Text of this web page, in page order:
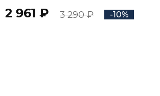
2 961 ₽ 3 290 ₽ -10%